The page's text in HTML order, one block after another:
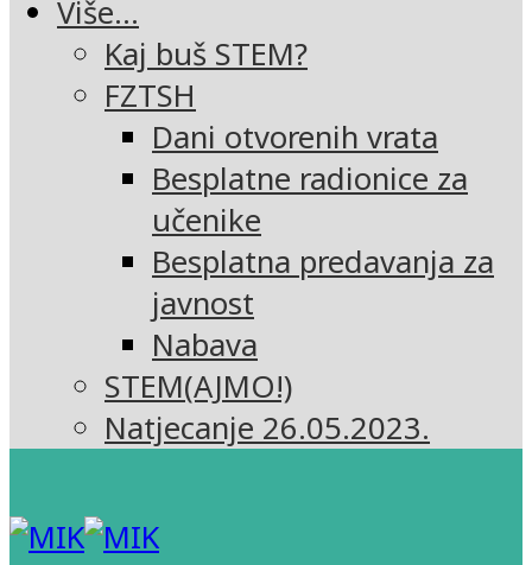
Više…
Kaj buš STEM?
FZTSH
Dani otvorenih vrata
Besplatne radionice za
učenike
Besplatna predavanja za
javnost
Nabava
STEM(AJMO!)
Natjecanje 26.05.2023.